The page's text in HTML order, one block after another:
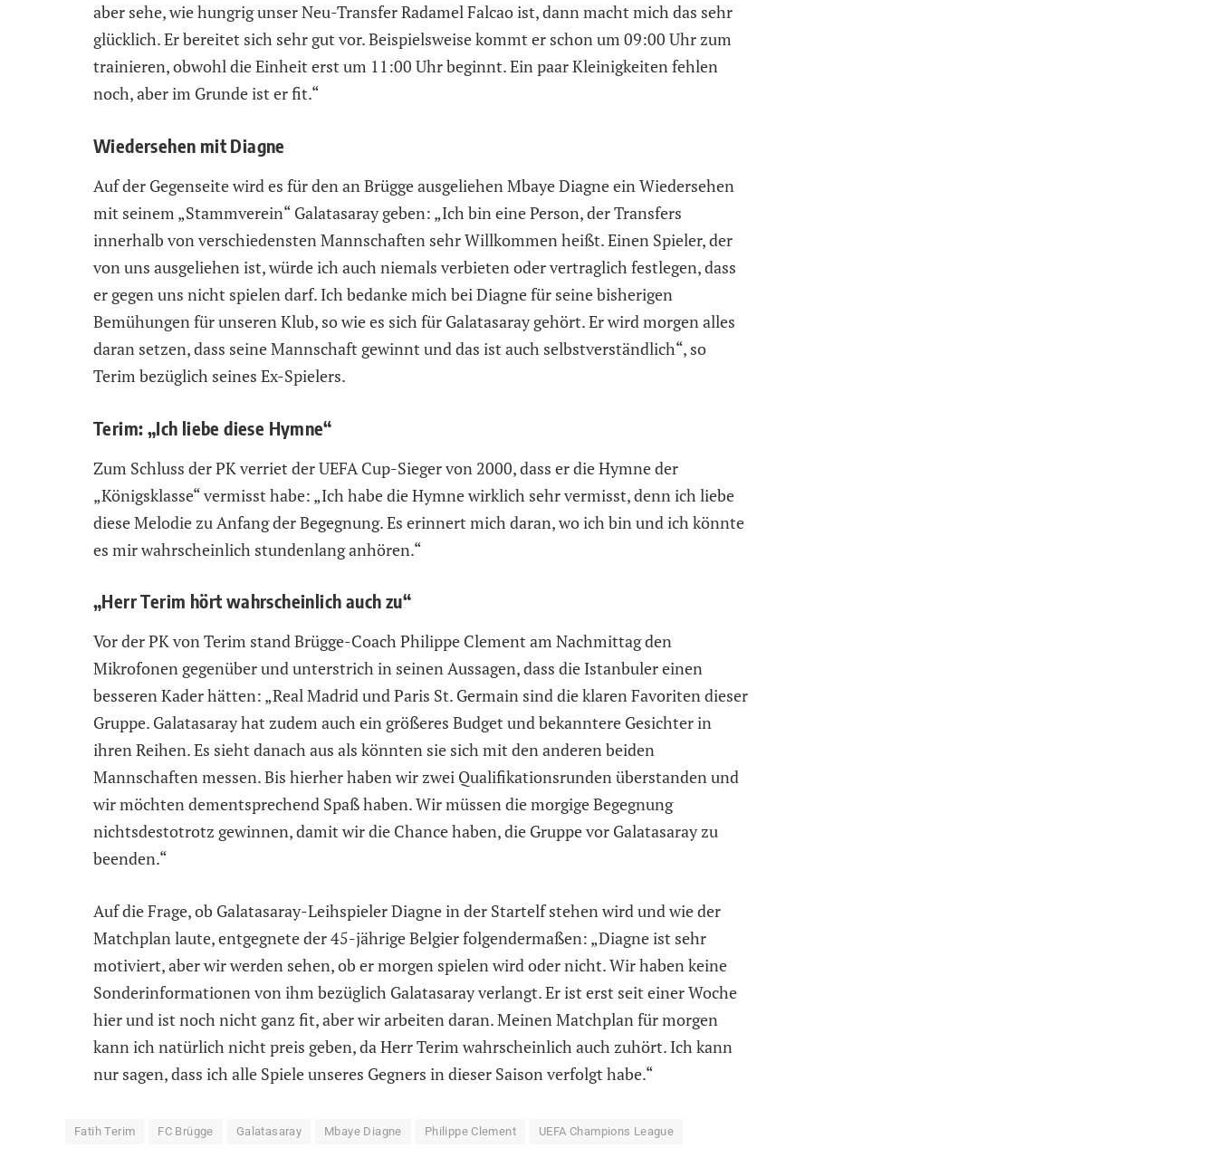
aber sehe, wie hungrig unser Neu-Transfer Radamel Falcao ist, dann macht mich das sehr
glücklich. Er bereitet sich sehr gut vor. Beispielsweise kommt er schon um 09:00 Uhr zum
trainieren, obwohl die Einheit erst um 11:00 Uhr beginnt. Ein paar Kleinigkeiten fehlen
noch, aber im Grunde ist er fit.“
Wiedersehen mit Diagne
Auf der Gegenseite wird es für den an Brügge ausgeliehen Mbaye Diagne ein Wiedersehen
mit seinem „Stammverein“ Galatasaray geben: „Ich bin eine Person, der Transfers
innerhalb von verschiedensten Mannschaften sehr Willkommen heißt. Einen Spieler, der
von uns ausgeliehen ist, würde ich auch niemals verbieten oder vertraglich festlegen, dass
er gegen uns nicht spielen darf. Ich bedanke mich bei Diagne für seine bisherigen
Bemühungen für unseren Klub, so wie es sich für Galatasaray gehört. Er wird morgen alles
daran setzen, dass seine Mannschaft gewinnt und das ist auch selbstverständlich“, so
Terim bezüglich seines Ex-Spielers.
Terim: „Ich liebe diese Hymne“
Zum Schluss der PK verriet der UEFA Cup-Sieger von 2000, dass er die Hymne der
„Königsklasse“ vermisst habe: „Ich habe die Hymne wirklich sehr vermisst, denn ich liebe
diese Melodie zu Anfang der Begegnung. Es erinnert mich daran, wo ich bin und ich könnte
es mir wahrscheinlich stundenlang anhören.“
„Herr Terim hört wahrscheinlich auch zu“
Vor der PK von Terim stand Brügge-Coach Philippe Clement am Nachmittag den
Mikrofonen gegenüber und unterstrich in seinen Aussagen, dass die Istanbuler einen
besseren Kader hätten: „Real Madrid und Paris St. Germain sind die klaren Favoriten dieser
Gruppe. Galatasaray hat zudem auch ein größeres Budget und bekanntere Gesichter in
ihren Reihen. Es sieht danach aus als könnten sie sich mit den anderen beiden
Mannschaften messen. Bis hierher haben wir zwei Qualifikationsrunden überstanden und
wir möchten dementsprechend Spaß haben. Wir müssen die morgige Begegnung
nichtsdestotrotz gewinnen, damit wir die Chance haben, die Gruppe vor Galatasaray zu
beenden.“
Auf die Frage, ob Galatasaray-Leihspieler Diagne in der Startelf stehen wird und wie der
Matchplan laute, entgegnete der 45-jährige Belgier folgendermaßen: „Diagne ist sehr
motiviert, aber wir werden sehen, ob er morgen spielen wird oder nicht. Wir haben keine
Sonderinformationen von ihm bezüglich Galatasaray verlangt. Er ist erst seit einer Woche
hier und ist noch nicht ganz fit, aber wir arbeiten daran. Meinen Matchplan für morgen
kann ich natürlich nicht preis geben, da Herr Terim wahrscheinlich auch zuhört. Ich kann
nur sagen, dass ich alle Spiele unseres Gegners in dieser Saison verfolgt habe.“
Fatih Terim FC Brügge Galatasaray Mbaye Diagne Philippe Clement UEFA Champions League